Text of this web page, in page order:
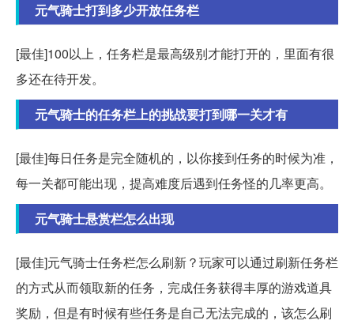
元气骑士打到多少开放任务栏
[最佳]100以上，任务栏是最高级别才能打开的，里面有很
多还在待开发。
元气骑士的任务栏上的挑战要打到哪一关才有
[最佳]每日任务是完全随机的，以你接到任务的时候为准，
每一关都可能出现，提高难度后遇到任务怪的几率更高。
元气骑士悬赏栏怎么出现
[最佳]元气骑士任务栏怎么刷新？玩家可以通过刷新任务栏
的方式从而领取新的任务，完成任务获得丰厚的游戏道具
奖励，但是有时候有些任务是自己无法完成的，该怎么刷